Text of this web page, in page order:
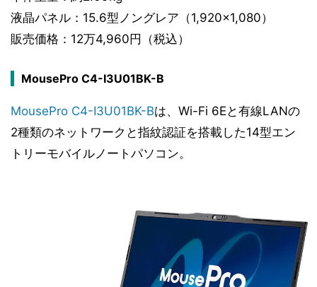
液晶パネル：15.6型ノングレア（1,920×1,080）
販売価格：12万4,960円（税込）
MousePro C4-I3U01BK-B
MousePro C4-I3U01BK-Bは、Wi-Fi 6Eと有線LANの
2種類のネットワークと指紋認証を搭載した14型エン
トリーモバイルノートパソコン。